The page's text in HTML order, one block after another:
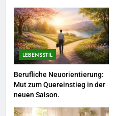
sollten.
5
LEBENSSTIL
Berufliche Neuorientierung:
Mut zum Quereinstieg in der
neuen Saison.